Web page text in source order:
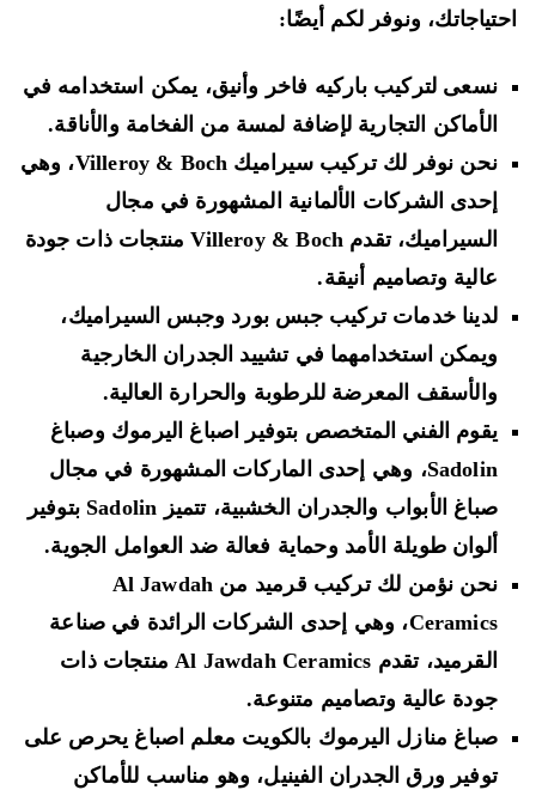
ونوفر لكم أيضًا:
نسعى لتركيب باركيه فاخر وأنيق، يمكن استخدامه في
الأماكن التجارية لإضافة لمسة من الفخامة والأناقة.
نحن نوفر لك تركيب سيراميك Villeroy & Boch، وهي
إحدى الشركات الألمانية المشهورة في مجال
السيراميك، تقدم Villeroy & Boch منتجات ذات جودة
عالية وتصاميم أنيقة.
لدينا خدمات تركيب جبس بورد وجبس السيراميك،
ويمكن استخدامهما في تشييد الجدران الخارجية
والأسقف المعرضة للرطوبة والحرارة العالية.
يقوم الفني المتخصص بتوفير اصباغ اليرموك وصباغ
Sadolin، وهي إحدى الماركات المشهورة في مجال
صباغ الأبواب والجدران الخشبية، تتميز Sadolin بتوفير
ألوان طويلة الأمد وحماية فعالة ضد العوامل الجوية.
نحن نؤمن لك تركيب قرميد من Al Jawdah
Ceramics، وهي إحدى الشركات الرائدة في صناعة
القرميد، تقدم Al Jawdah Ceramics منتجات ذات
جودة عالية وتصاميم متنوعة.
صباغ منازل اليرموك بالكويت معلم اصباغ يحرص على
توفير ورق الجدران الفينيل، وهو مناسب للأماكن